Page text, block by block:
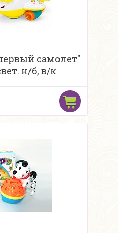
самолет"
н/б, в/к